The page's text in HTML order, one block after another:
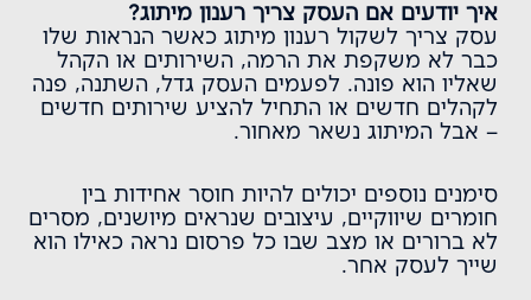
איך יודעים אם העסק צריך רענון מיתוג?
עסק צריך לשקול רענון מיתוג כאשר הנראות שלו
כבר לא משקפת את הרמה, השירותים או הקהל
שאליו הוא פונה. לפעמים העסק גדל, השתנה, פנה
לקהלים חדשים או התחיל להציע שירותים חדשים
– אבל המיתוג נשאר מאחור.
סימנים נוספים יכולים להיות חוסר אחידות בין
חומרים שיווקיים, עיצובים שנראים מיושנים, מסרים
לא ברורים או מצב שבו כל פרסום נראה כאילו הוא
שייך לעסק אחר.